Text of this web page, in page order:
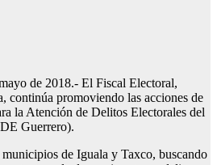
de 2018.- El Fiscal Electoral,
continúa promoviendo las acciones de
la Atención de Delitos Electorales del
Guerrero).
de Iguala y Taxco, buscando